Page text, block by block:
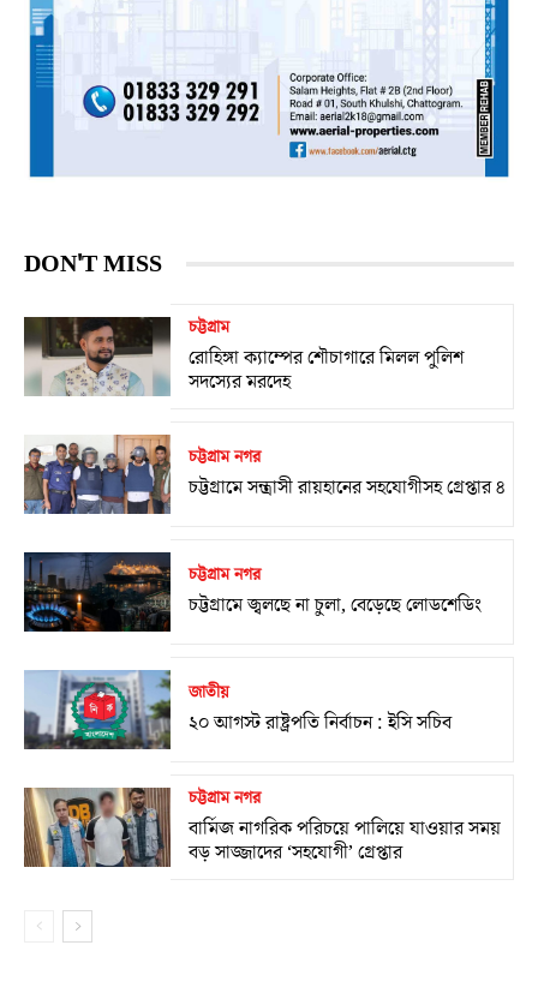
DON'T MISS
চট্টগ্রাম
রোহিঙ্গা ক্যাম্পের শৌচাগারে মিলল পুলিশ
সদস্যের মরদেহ
চট্টগ্রাম নগর
চট্টগ্রামে সন্ত্রাসী রায়হানের সহযোগীসহ গ্রেপ্তার ৪
চট্টগ্রাম নগর
চট্টগ্রামে জ্বলছে না চুলা, বেড়েছে লোডশেডিং
জাতীয়
২০ আগস্ট রাষ্ট্রপতি নির্বাচন : ইসি সচিব
চট্টগ্রাম নগর
বার্মিজ নাগরিক পরিচয়ে পালিয়ে যাওয়ার সময়
বড় সাজ্জাদের ‘সহযোগী’ গ্রেপ্তার